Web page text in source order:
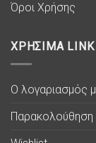
Όροι Χρήσης
ΧΡΗΣΙΜΑ LINK
Ο λογαριασμός
Παρακολούθηση